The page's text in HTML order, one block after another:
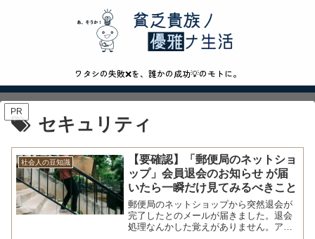
ワタシの失敗❌を、誰かの成功💡のモトに。
PR
セキュリティ
社会人の豆知識
【要確認】「郵便局のネットショ
ップ」会員退会のお知らせ が届
いたら一瞬だけ見てみるべきこと
郵便局のネットショップから突然退会が
完了したとのメールが届きました。退会
処理なんかした覚えがありません。アカ